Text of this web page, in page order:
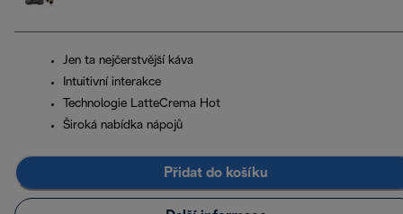
Jen ta nejčerstvější káva
Intuitivní interakce
Technologie LatteCrema Hot
Široká nabídka nápojů
Přidat do košíku